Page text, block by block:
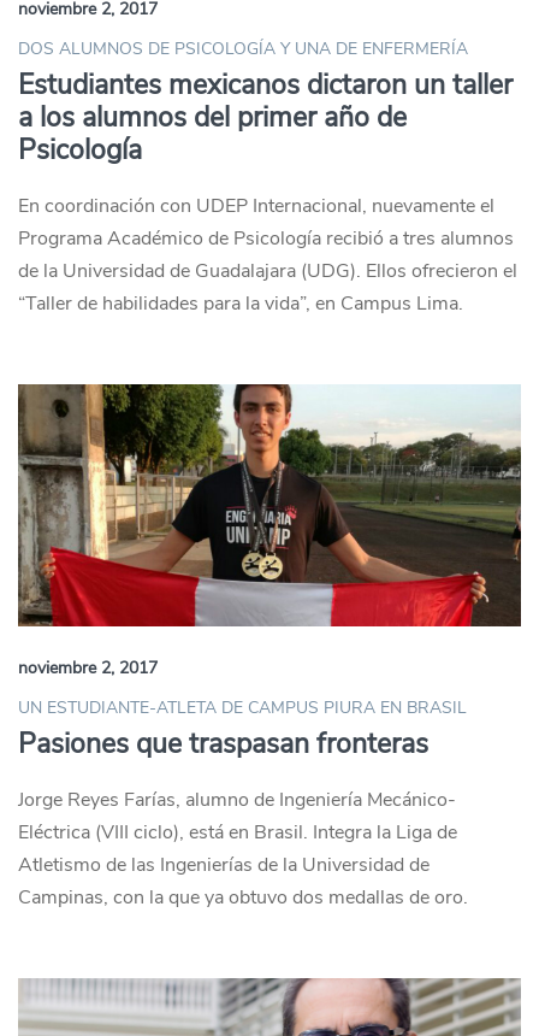
noviembre 2, 2017
DOS ALUMNOS DE PSICOLOGÍA Y UNA DE ENFERMERÍA
Estudiantes mexicanos dictaron un taller
a los alumnos del primer año de
Psicología
En coordinación con UDEP Internacional, nuevamente el
Programa Académico de Psicología recibió a tres alumnos
de la Universidad de Guadalajara (UDG). Ellos ofrecieron el
“Taller de habilidades para la vida”, en Campus Lima.
noviembre 2, 2017
UN ESTUDIANTE-ATLETA DE CAMPUS PIURA EN BRASIL
Pasiones que traspasan fronteras
Jorge Reyes Farías, alumno de Ingeniería Mecánico-
Eléctrica (VIII ciclo), está en Brasil. Integra la Liga de
Atletismo de las Ingenierías de la Universidad de
Campinas, con la que ya obtuvo dos medallas de oro.